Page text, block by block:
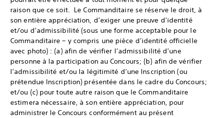
raison que ce soit. Le Commanditaire se réserve le droit, à
son entière appréciation, d’exiger une preuve d’identité
et/ou d’admissibilité (sous une forme acceptable pour le
Commanditaire – y compris une pièce d’identité officielle
avec photo) : (a) afin de vérifier l’admissibilité d’une
personne à la participation au Concours; (b) afin de vérifier
l’admissibilité et/ou la légitimité d’une Inscription (ou
prétendue Inscription) présentée dans le cadre du Concours;
et/ou (c) pour toute autre raison que le Commanditaire
estimera nécessaire, à son entière appréciation, pour
administrer le Concours conformément au présent